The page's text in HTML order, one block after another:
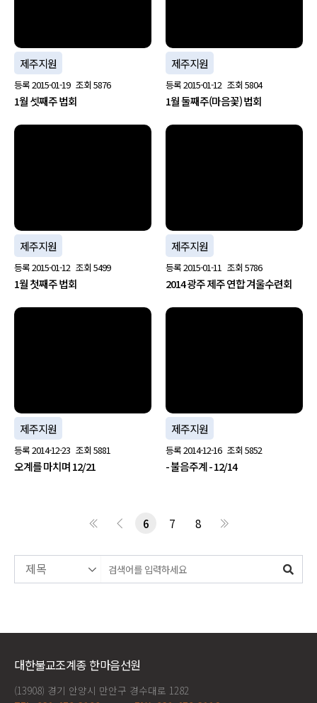
제주지원
등록2015-01-19 조회 5876
1월 셋째주 법회
제주지원
등록2015-01-12 조회 5804
1월 둘째주(마음꽃) 법회
제주지원
등록2015-01-12 조회 5499
1월 첫째주 법회
제주지원
등록2015-01-11 조회 5786
2014 광주 제주 연합 겨울수련회
제주지원
등록2014-12-23 조회 5881
오계를 마치며 12/21
제주지원
등록2014-12-16 조회 5852
- 불음주계 - 12/14
6 7 8
대한불교조계종 한마음선원
(13908) 경기 안양시 만안구 경수대로 1282